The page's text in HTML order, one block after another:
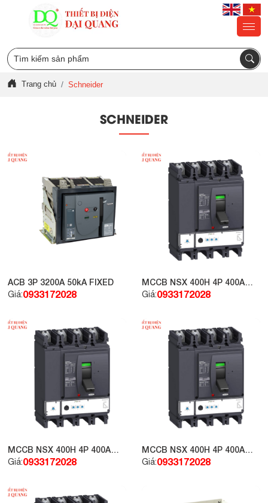
Trang chủ Schneider
SCHNEIDER
ACB 3P 3200A 50kA FIXED
Giá:0933172028
MCCB NSX 400H 4P 400A
70kA 415V LV432896
Giá:0933172028
MCCB NSX 400H 4P 400A
70kA 415V LV432694
Giá:0933172028
MCCB NSX 400H 4P 400A
70kA 415V LV432877
Giá:0933172028